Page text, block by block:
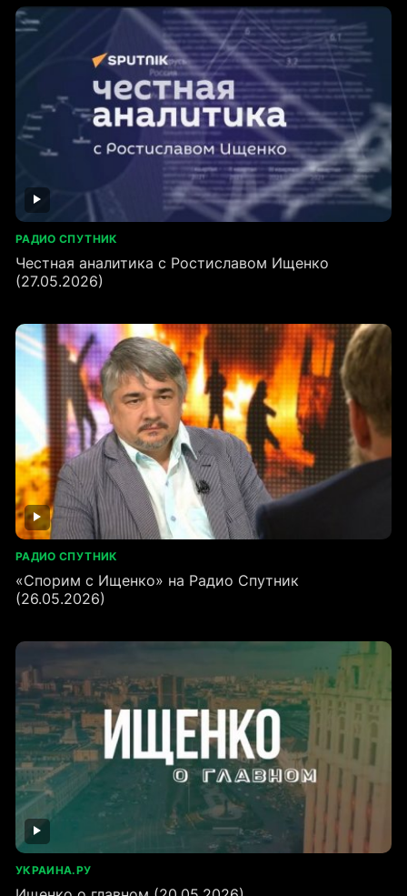
РАДИО СПУТНИК
Честная аналитика с Ростиславом Ищенко
(27.05.2026)
РАДИО СПУТНИК
«Спорим с Ищенко» на Радио Спутник
(26.05.2026)
УКРАИНА.РУ